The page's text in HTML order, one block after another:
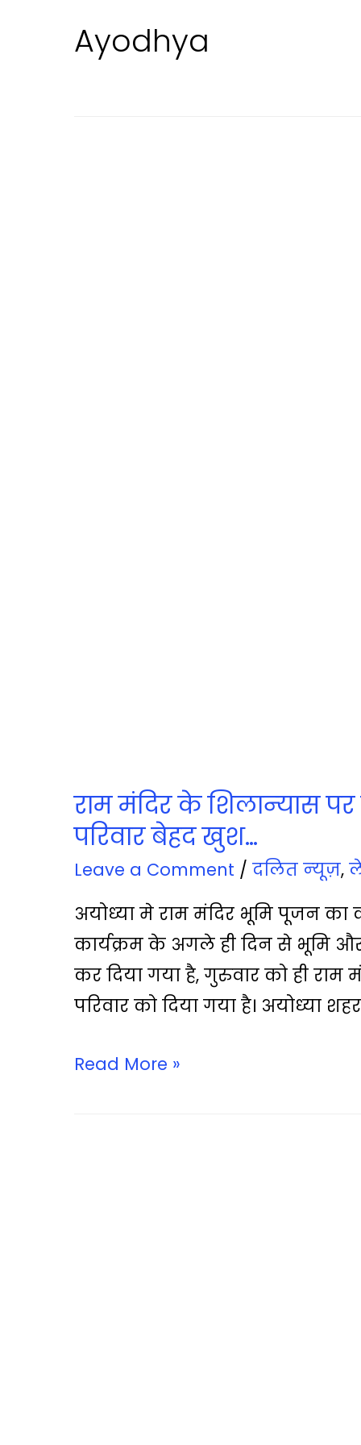
Ayodhya
राम मंदिर के शिलान्‍यास पर
परिवार बेहद खुश…
Leave a Comment / दलित न्‍यूज़,
अयोध्‍या मे राम मंदिर भूमि पूजन का
कार्यक्रम के अगले ही दिन से भूमि
कर दिया गया है, गुरुवार को ही राम
परिवार को दिया गया है। अयोध्‍या
Read More »